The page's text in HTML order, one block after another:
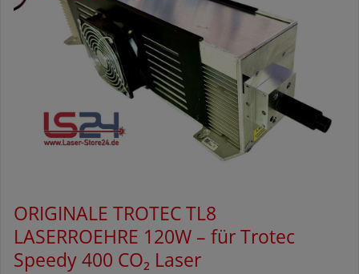
ORIGINALE TROTEC TL8
LASERROEHRE 120W – für Trotec
Speedy 400 CO₂ Laser